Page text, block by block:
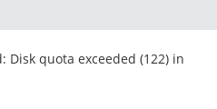
Disk quota exceeded (122) in